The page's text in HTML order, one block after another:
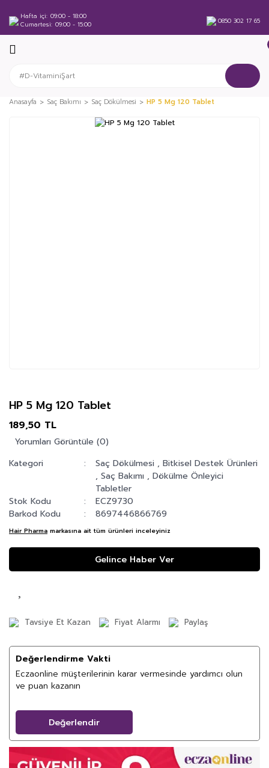
Hafta içi 09:00 - 18:00
Cumartesi 09:00 - 15:00 0850 302 17 65
Anasayfa Saç Bakımı Saç Dökülmesi HP 5 Mg 120 Tablet
HP 5 Mg 120 Tablet
189,50 TL
Yorumları Görüntüle (0)
Kategori
Saç Dökülmesi ,Bitkisel Destek Ürünleri
,Saç Bakımı ,Dökülme Önleyici
Tabletler
Stok Kodu
ECZ9730
Barkod Kodu
8697446866769
Hair Pharma markasına ait tüm ürünleri inceleyiniz
Gelince Haber Ver
Tavsiye Et Kazan Fiyat Alarmı Paylaş
Değerlendirme Vakti
Eczaonline müşterilerinin karar vermesinde yardımcı olun
ve puan kazanın
Değerlendir